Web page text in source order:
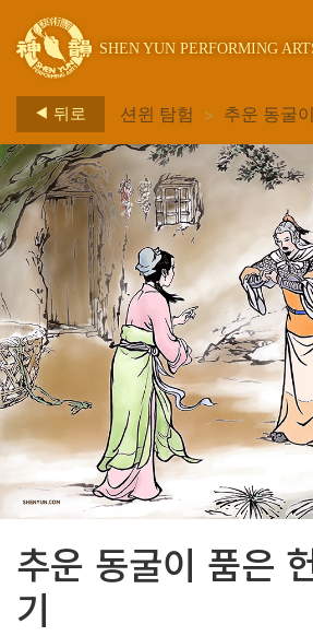
SHEN YUN PERFORMING
뒤로 션윈 탐험 > 추운 동굴
추운 동굴이 품은
기